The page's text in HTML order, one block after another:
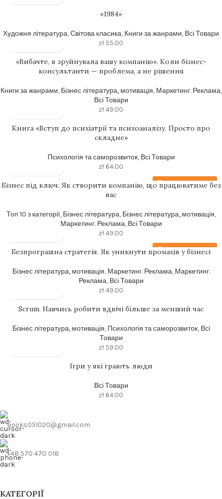
«1984»
Художня література,Світова класика, Книги за жанрами, Всі Товари
zł 55.00
«Вибачте, я зруйнувала вашу компанію». Коли бізнес-
консультанти — проблема, а не рішення
Книги за жанрами, Бізнес література, мотивація, Маркетинг. Реклама,
Всі Товари
zł49.00
Книга «Вступ до психіатрії та психоаналізу. Просто про
складне»
Психологія та саморозвиток, Всі Товари
zł 64.00
Передзамовлення
Бізнес під ключ. Як створити компанію, що працюватиме без
вас
Топ 10 з категорії, Бізнес література, Бізнес література, мотивація,
Маркетинг. Реклама, Всі Товари
zł49.00
Передзамовлення
Безпрограшна стратегія. Як уникнути промахів у бізнесі
Бізнес література, мотивація, Маркетинг. Реклама, Маркетинг.
Реклама, Всі Товари
zł49.00
Scrum. Навчись робити вдвічі більше за менший час
Бізнес література, мотивація, Психологія та саморозвиток, Всі
Товари
zł 59.00
Ігри у які грають люди
Всі Товари
zł 64.00
books051020@gmail.com
+48 570 470 018
КАТЕГОРІЇ